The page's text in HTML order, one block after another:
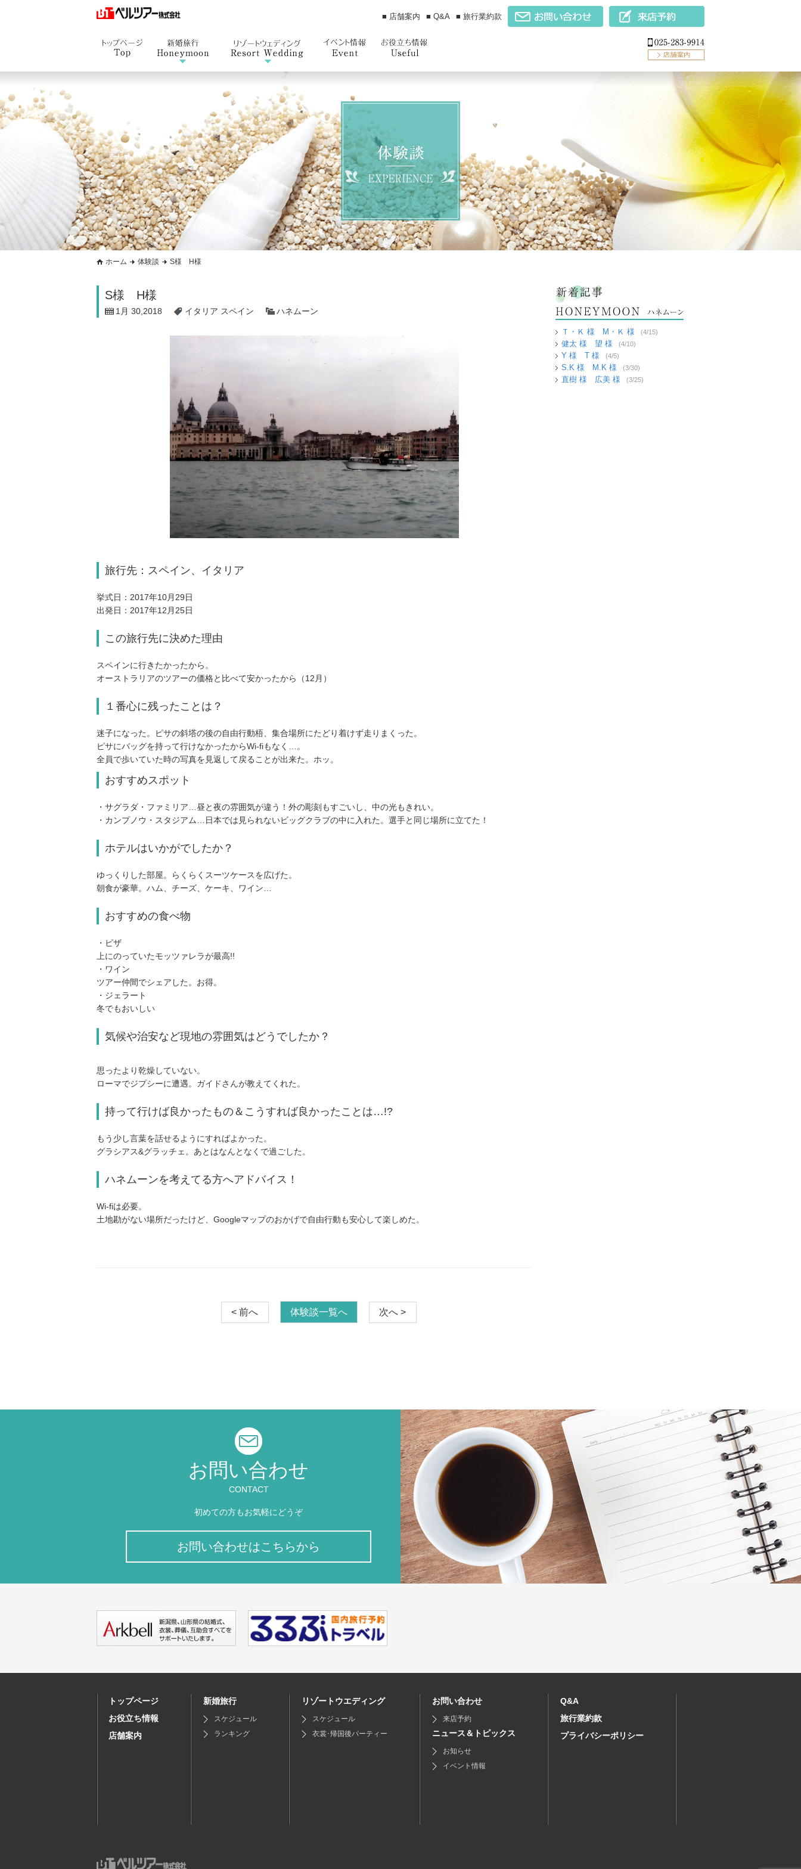
■ 店舗案内 ■ Q&A ■ 旅行業約款
ホーム 体験談 S様 H様
S様 H様
1月 30,2018 イタリア スペイン ハネムーン
旅行先：スペイン、イタリア
挙式日：2017年10月29日
出発日：2017年12月25日
この旅行先に決めた理由
スペインに行きたかったから。
オーストラリアのツアーの価格と比べて安かったから（12月）
１番心に残ったことは？
迷子になった。ピサの斜塔の後の自由行動梧、集合場所にたどり着けず走りまくった。
ピサにバッグを持って行けなかったからWi-fiもなく…。
全員で歩いていた時の写真を見返して戻ることが出来た。ホッ。
おすすめスポット
・サグラダ・ファミリア…昼と夜の雰囲気が違う！外の彫刻もすごいし、中の光もきれい。
・カンプノウ・スタジアム…日本では見られないビッグクラブの中に入れた。選手と同じ場所に立てた！
ホテルはいかがでしたか？
ゆっくりした部屋。らくらくスーツケースを広げた。
朝食が豪華。ハム、チーズ、ケーキ、ワイン…
おすすめの食べ物
・ピザ
上にのっていたモッツァレラが最高!!
・ワイン
ツアー仲間でシェアした。お得。
・ジェラート
冬でもおいしい
気候や治安など現地の雰囲気はどうでしたか？
思ったより乾燥していない。
ローマでジプシーに遭遇。ガイドさんが教えてくれた。
持って行けば良かったもの＆こうすれば良かったことは…!?
もう少し言葉を話せるようにすればよかった。
グラシアス&グラッチェ。あとはなんとなくで過ごした。
ハネムーンを考えてる方へアドバイス！
Wi-fiは必要。
土地勘がない場所だったけど、Googleマップのおかげで自由行動も安心して楽しめた。
< 前へ 体験談一覧へ 次へ >
Ｔ・Ｋ 様 M・Ｋ 様 (4/15)
健太 様 望 様 (4/10)
Y 様 T 様 (4/5)
S.K 様 M.K 様 (3/30)
直樹 様 広美 様 (3/25)
お問い合わせ
CONTACT
初めての方もお気軽にどうぞ
お問い合わせはこちらから
トップページ
お役立ち情報
店舗案内
新婚旅行
スケジュール
ランキング
リゾートウエディング
スケジュール
衣裳･帰国後パーティー
お問い合わせ
来店予約
ニュース＆トピックス
お知らせ
イベント情報
Q&A
旅行業約款
プライバシーポリシー